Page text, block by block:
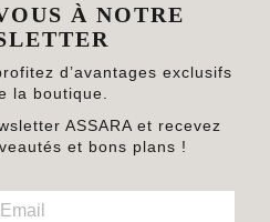
À NOTRE
d’avantages exclusifs
la boutique.
ASSARA et recevez
et bons plans !